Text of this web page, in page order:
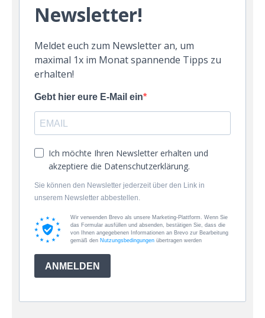
Newsletter!
Meldet euch zum Newsletter an, um
maximal 1x im Monat spannende Tipps zu
erhalten!
Gebt hier eure E-Mail ein
Ich möchte Ihren Newsletter erhalten und
akzeptiere die Datenschutzerklärung.
Sie können den Newsletter jederzeit über den Link in
unserem Newsletter abbestellen.
Wir verwenden Brevo als unsere Marketing-Plattform. Wenn Sie
das Formular ausfüllen und absenden, bestätigen Sie, dass die
von Ihnen angegebenen Informationen an Brevo zur Bearbeitung
gemäß den Nutzungsbedingungen übertragen werden
ANMELDEN